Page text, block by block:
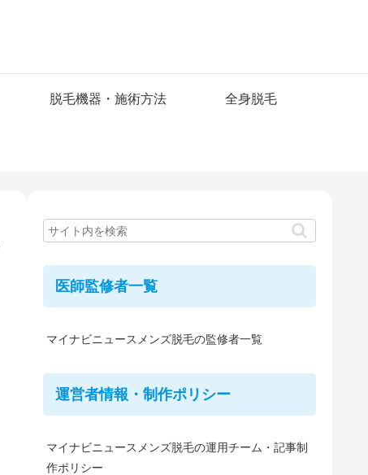
脱毛機器・施術方法 全身脱毛
医師監修者一覧
マイナビニュースメンズ脱毛の監修者一覧
運営者情報・制作ポリシー
マイナビニュースメンズ脱毛の運用チーム・記事制
作ポリシー